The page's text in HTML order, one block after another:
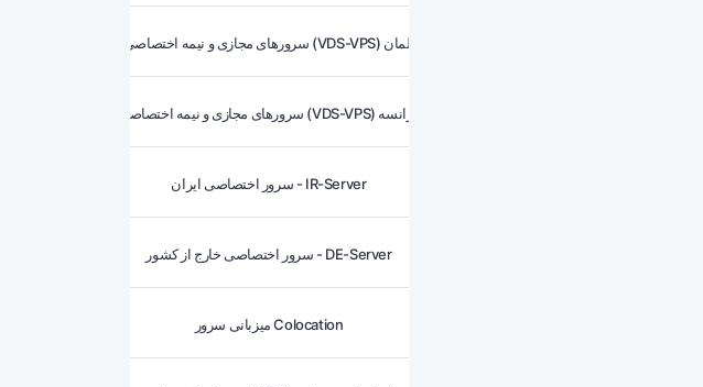
سرورهای مجازی و نیمه اختصاصی (VDS-VPS) آلمان
سرورهای مجازی و نیمه اختصاصی (VDS-VPS) فرانسه
سرور اختصاصی ایران - IR-Server
سرور اختصاصی خارج از کشور - DE-Server
میزبانی سرور Colocation